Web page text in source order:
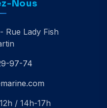
Nous
Rue Lady Fish
97-74
/ 14h-17h